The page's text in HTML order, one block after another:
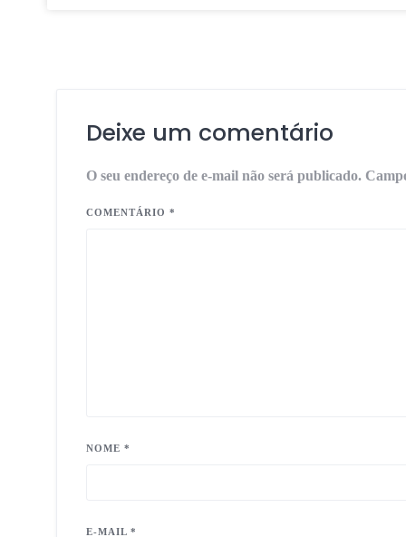
Deixe um comentário
O seu endereço de e-mail não será publicado.
COMENTÁRIO *
NOME *
E-MAIL *